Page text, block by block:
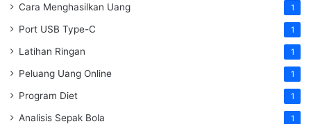
Cara Menghasilkan Uang 1
Port USB Type-C 1
Latihan Ringan 1
Peluang Uang Online 1
Program Diet 1
Analisis Sepak Bola 1